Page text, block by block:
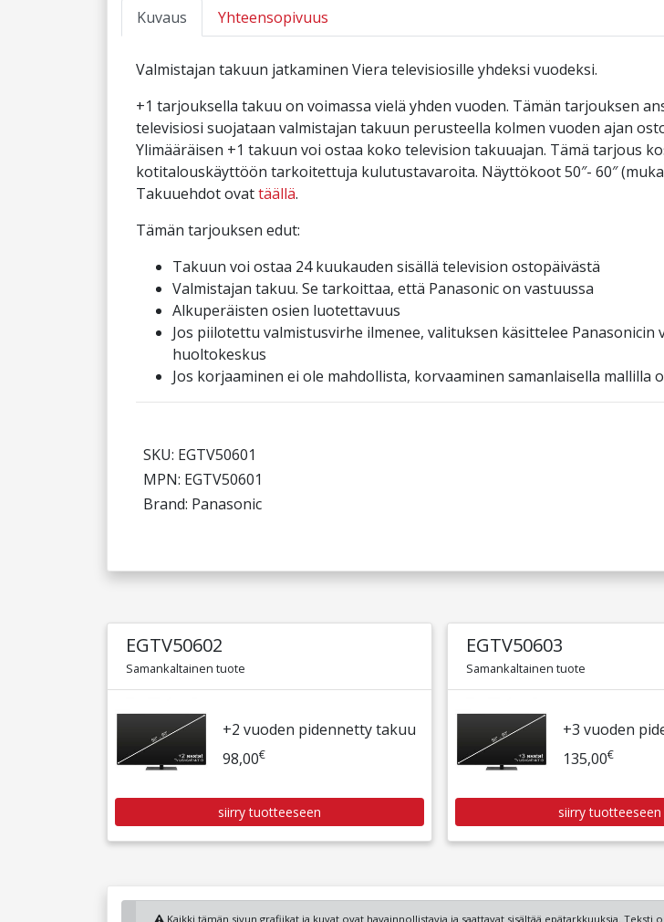
Kuvaus Yhteensopivuus
Valmistajan takuun jatkaminen Viera televisiosille yhdeksi vuodeksi.
+1 tarjouksella takuu on voimassa vielä yhden vuoden. Tämän tarjouksen
televisiosi suojataan valmistajan takuun perusteella kolmen vuoden ajan
Ylimääräisen +1 takuun voi ostaa koko television takuuajan. Tämä tarjous
kotitalouskäyttöön tarkoitettuja kulutustavaroita. Näyttökoot 50″- 60″
Takuuehdot ovattäällä.
Tämän tarjouksen edut:
Takuun voi ostaa 24 kuukauden sisällä television ostopäivästä
Valmistajan takuu. Se tarkoittaa, että Panasonic on vastuussa
Alkuperäisten osien luotettavuus
Jos piilotettu valmistusvirhe ilmenee, valituksen käsittelee Panasonicin
huoltokeskus
Jos korjaaminen ei ole mahdollista, korvaaminen samanlaisella mallilla
SKU: EGTV50601
MPN: EGTV50601
Brand: Panasonic
EGTV50602
Samankaltainen tuote
+2 vuoden pidennetty takuu
98,00€
siirry tuotteeseen
EGTV50603
Samankaltainen tuote
+3 vuoden
135,00€
siirry tuotteeseen
Kaikki tämän sivun grafiikat ja kuvat ovat havainnollistavia ja saattavat sisältää epätarkkuuksia. Teksti